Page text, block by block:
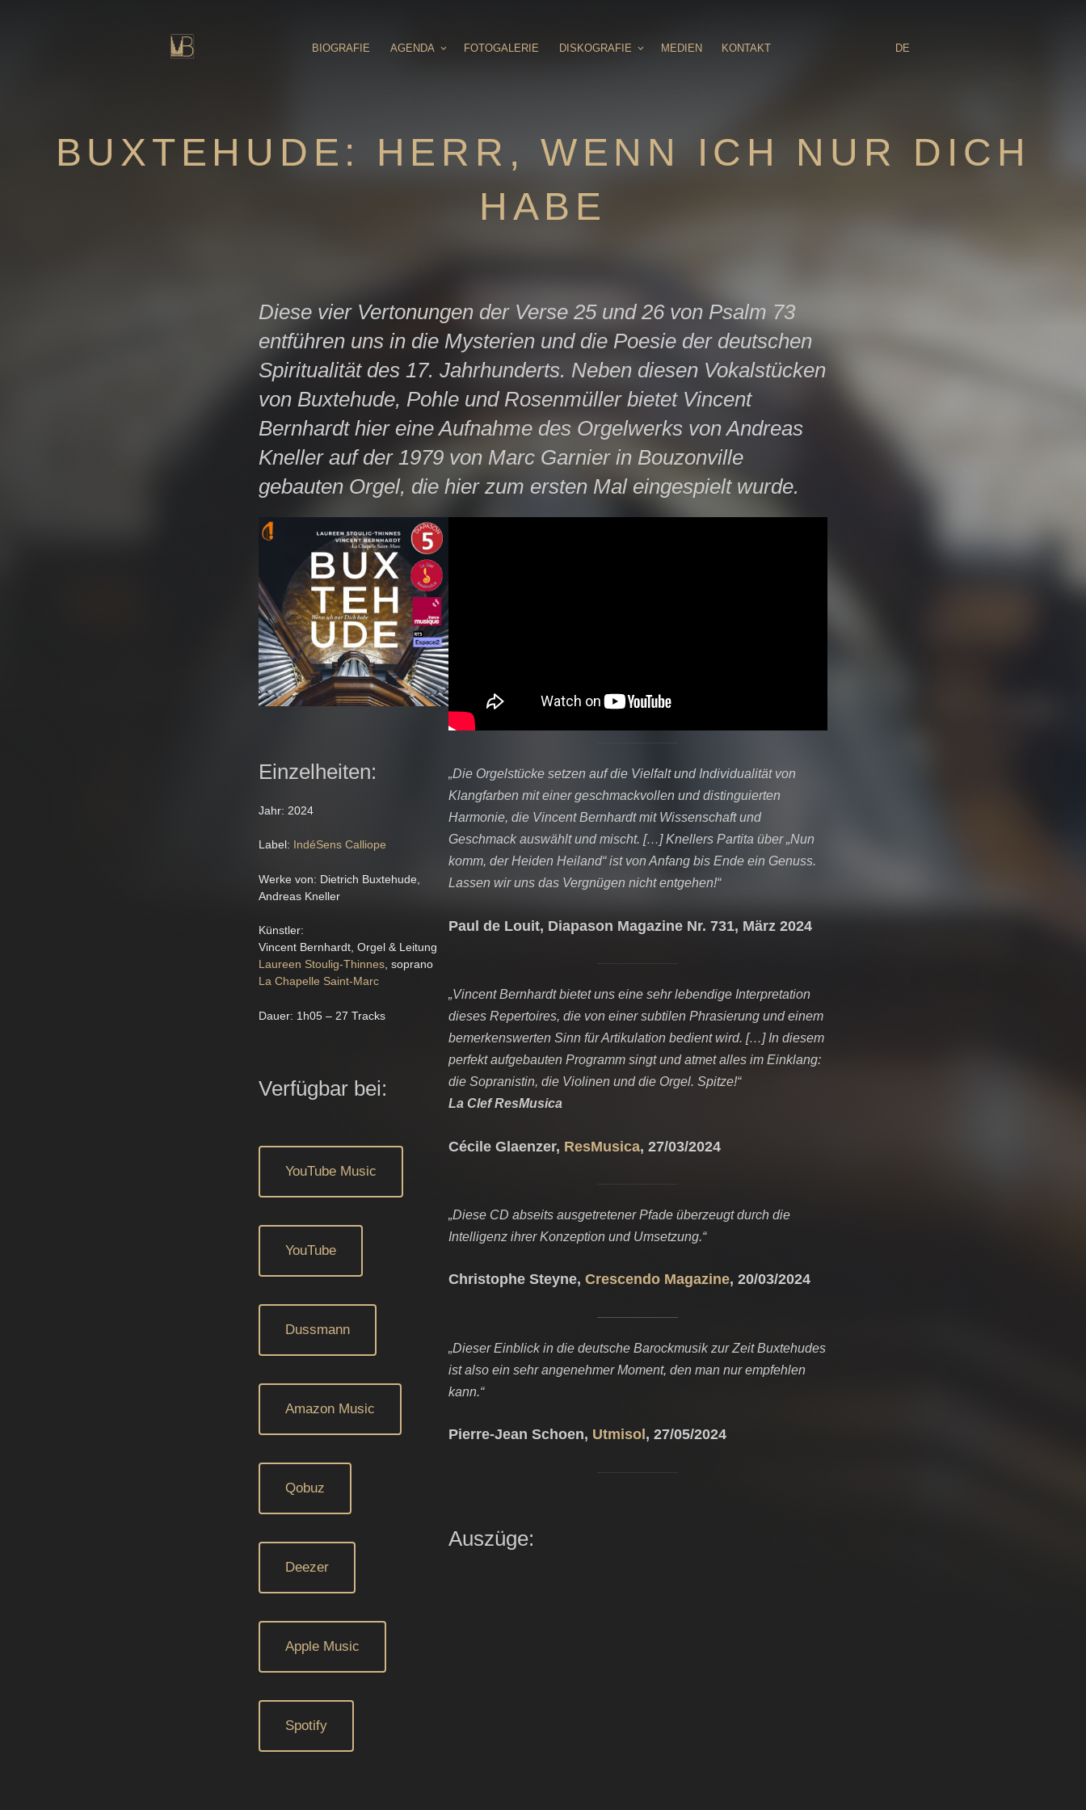
BIOGRAFIE AGENDA FOTOGALERIE DISKOGRAFIE MEDIEN KONTAKT DE
BUXTEHUDE: HERR, WENN ICH NUR DICH
HABE
Diese vier Vertonungen der Verse 25 und 26 von Psalm 73
entführen uns in die Mysterien und die Poesie der deutschen
Spiritualität des 17. Jahrhunderts. Neben diesen Vokalstücken
von Buxtehude, Pohle und Rosenmüller bietet Vincent
Bernhardt hier eine Aufnahme des Orgelwerks von Andreas
Kneller auf der 1979 von Marc Garnier in Bouzonville
gebauten Orgel, die hier zum ersten Mal eingespielt wurde.
Einzelheiten:
Jahr: 2024
Label: IndéSens Calliope
Werke von: Dietrich Buxtehude,
Andreas Kneller
Künstler:
Vincent Bernhardt, Orgel & Leitung
Laureen Stoulig-Thinnes, soprano
La Chapelle Saint-Marc
Dauer: 1h05 – 27 Tracks
Verfügbar bei:
YouTube Music
YouTube
Dussmann
Amazon Music
Qobuz
Deezer
Apple Music
Spotify
„Die Orgelstücke setzen auf die Vielfalt und Individualität von
Klangfarben mit einer geschmackvollen und distinguierten
Harmonie, die Vincent Bernhardt mit Wissenschaft und
Geschmack auswählt und mischt. […] Knellers Partita über „Nun
komm, der Heiden Heiland“ ist von Anfang bis Ende ein Genuss.
Lassen wir uns das Vergnügen nicht entgehen!“
Paul de Louit, Diapason Magazine Nr. 731, März 2024
„Vincent Bernhardt bietet uns eine sehr lebendige Interpretation
dieses Repertoires, die von einer subtilen Phrasierung und einem
bemerkenswerten Sinn für Artikulation bedient wird. […] In diesem
perfekt aufgebauten Programm singt und atmet alles im Einklang:
die Sopranistin, die Violinen und die Orgel. Spitze!“
La Clef ResMusica
Cécile Glaenzer, ResMusica, 27/03/2024
„Diese CD abseits ausgetretener Pfade überzeugt durch die
Intelligenz ihrer Konzeption und Umsetzung.“
Christophe Steyne, Crescendo Magazine, 20/03/2024
„Dieser Einblick in die deutsche Barockmusik zur Zeit Buxtehudes
ist also ein sehr angenehmer Moment, den man nur empfehlen
kann.“
Pierre-Jean Schoen, Utmisol , 27/05/2024
Auszüge: